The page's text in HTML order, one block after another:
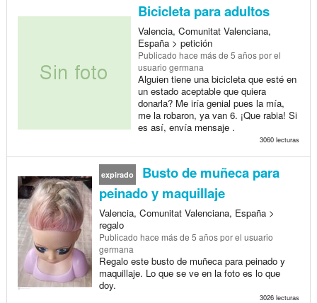
Bicicleta para adultos
Valencia, Comunitat Valenciana,
España > petición
Publicado hace más de 5 añospor el
usuario germana
Alguien tiene una bicicleta que esté en
un estado aceptable que quiera
donarla? Me iría genial pues la mía,
me la robaron, ya van 6. ¡Que rabia! Si
es así, envía mensaje .
3060 lecturas
expirado
Busto de muñeca para
peinado y maquillaje
Valencia, Comunitat Valenciana, España >
regalo
Publicado hace más de 5 añospor el usuario
germana
Regalo este busto de muñeca para peinado y
maquillaje. Lo que se ve en la foto es lo que
doy.
3026 lecturas